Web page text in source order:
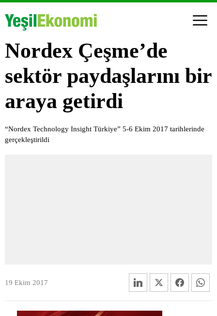
Nordex Çeşme’de
sektör paydaşlarını bir
araya getirdi
“Nordex Technology Insight Türkiye” 5-6 Ekim 2017 tarihlerinde
gerçekleştirildi
19 Ekim 2017